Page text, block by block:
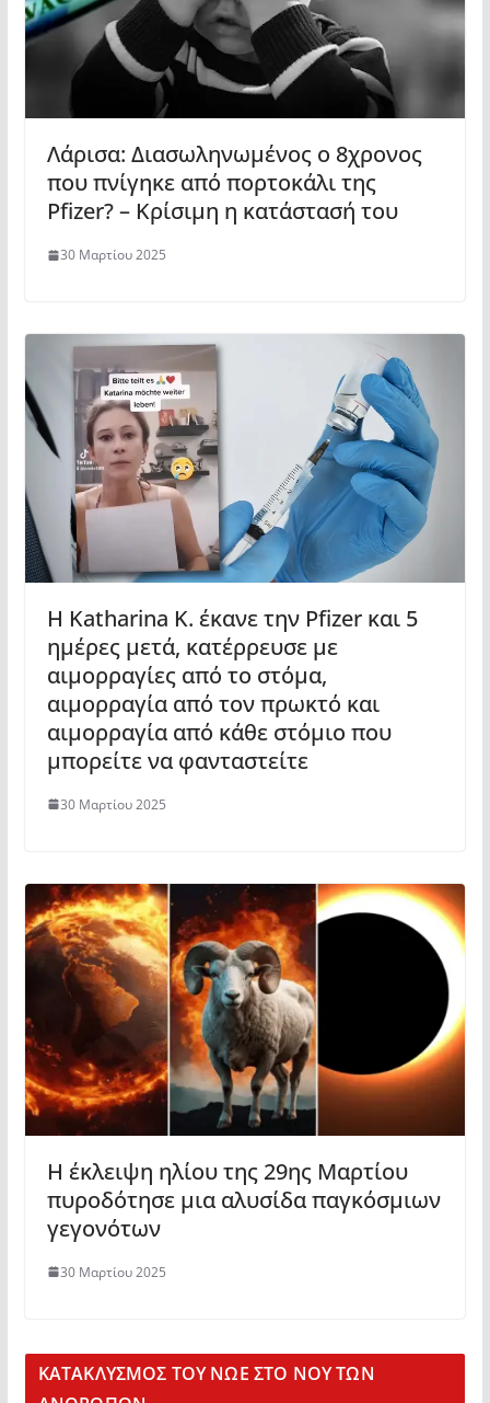
Λάρισα: Διασωληνωμένος ο 8χρονος
που πνίγηκε από πορτοκάλι της
Pfizer? – Κρίσιμη η κατάστασή του
30 Μαρτίου 2025
Η Katharina K. έκανε την Pfizer και 5
ημέρες μετά, κατέρρευσε με
αιμορραγίες από το στόμα,
αιμορραγία από τον πρωκτό και
αιμορραγία από κάθε στόμιο που
μπορείτε να φανταστείτε
30 Μαρτίου 2025
Η έκλειψη ηλίου της 29ης Μαρτίου
πυροδότησε μια αλυσίδα παγκόσμιων
γεγονότων
30 Μαρτίου 2025
KΑΤΑΚΛΥΣΜΟΣ ΤΟΥ ΝΩΕ ΣΤΟ ΝΟΥ ΤΩΝ